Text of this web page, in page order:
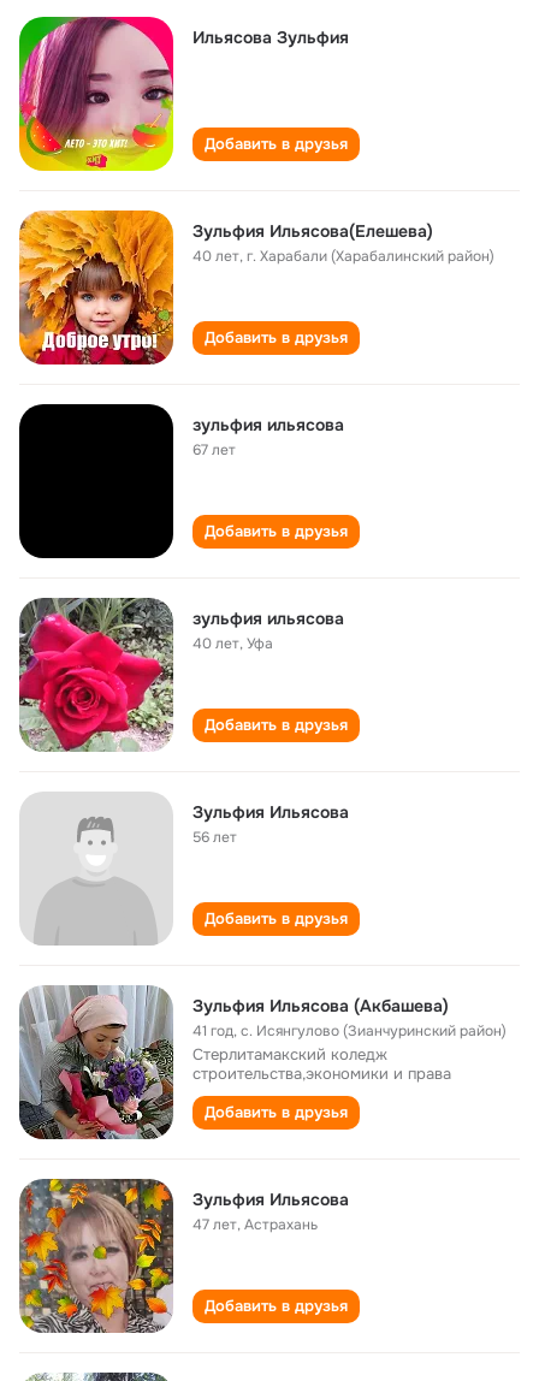
Ильясова Зульфия
Добавить в друзья
Зульфия Ильясова(Елешева)
40 лет,г. Харабали (Харабалинский район)
Добавить в друзья
зульфия ильясова
67 лет
Добавить в друзья
зульфия ильясова
40 лет,Уфа
Добавить в друзья
Зульфия Ильясова
56 лет
Добавить в друзья
Зульфия Ильясова (Акбашева)
41 год,с. Исянгулово (Зианчуринский район)
Стерлитамакский коледж
строительства,экономики и права
Добавить в друзья
Зульфия Ильясова
47 лет,Астрахань
Добавить в друзья